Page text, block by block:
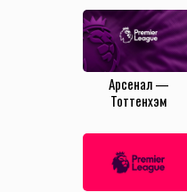
Арсенал —
Тоттенхэм